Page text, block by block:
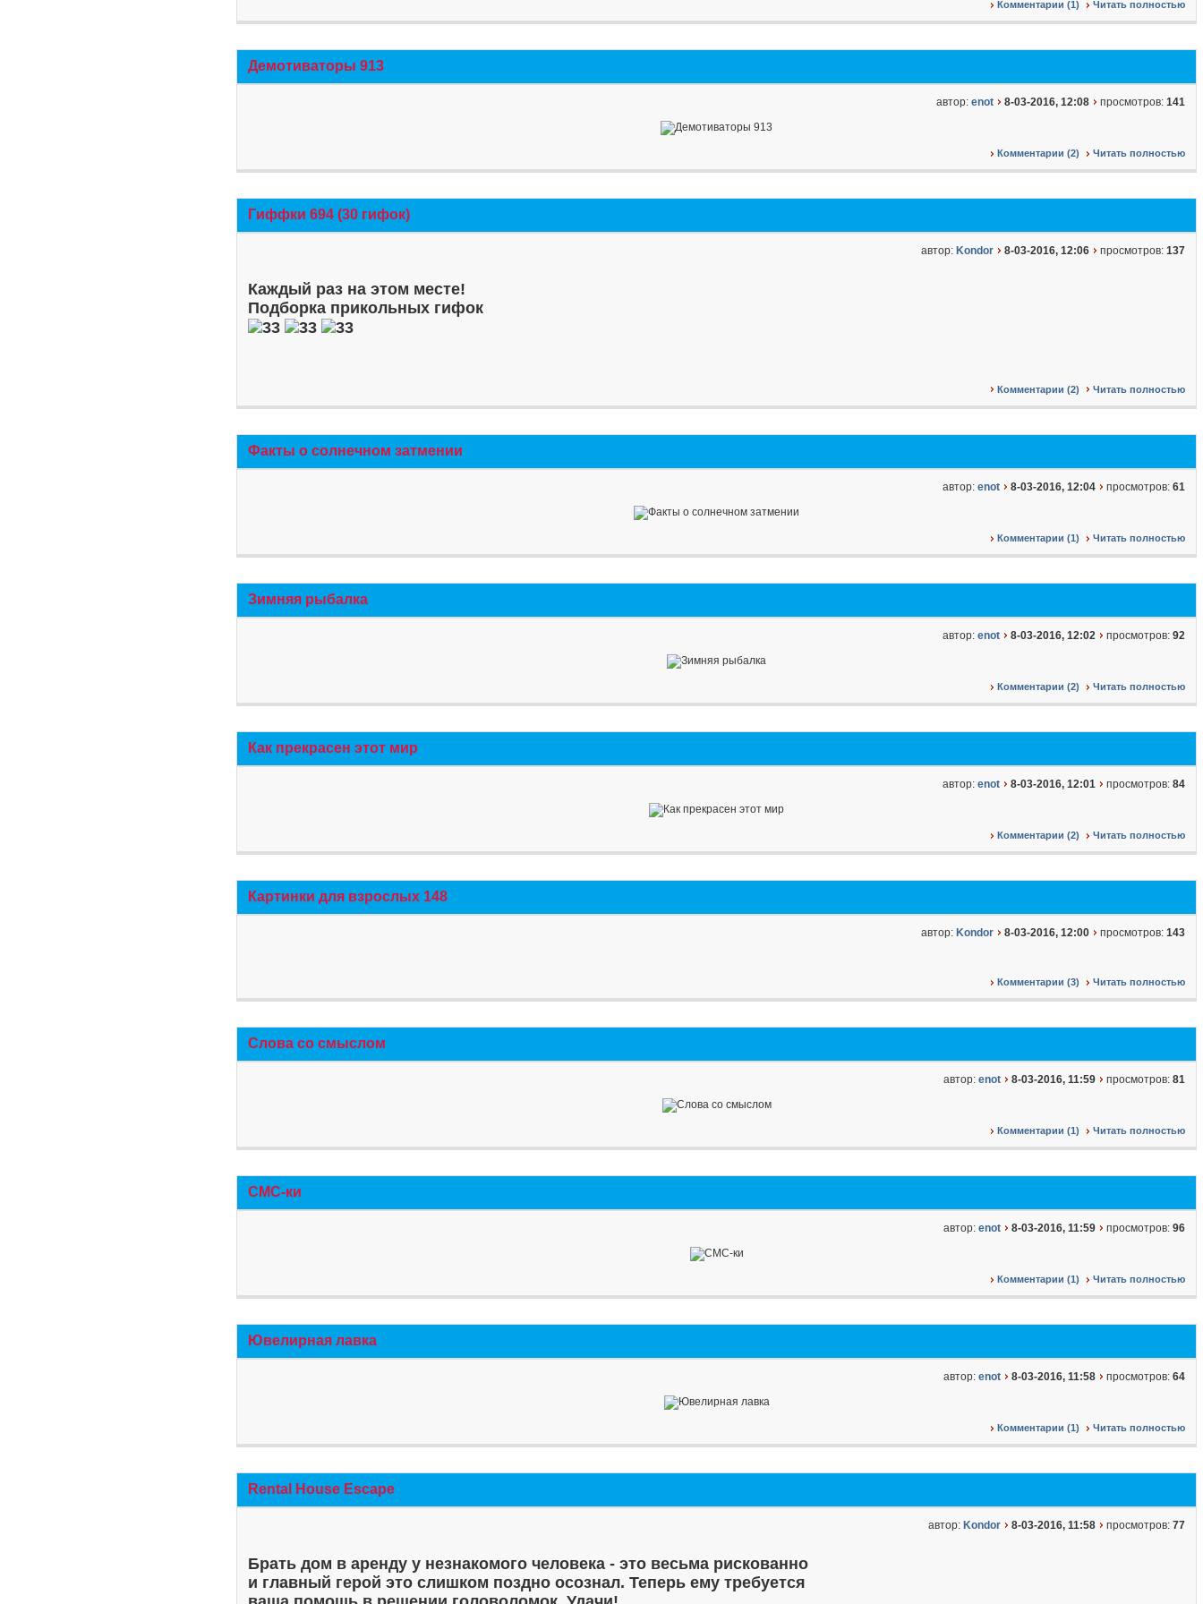
Комментарии (1) Читать полностью
Демотиваторы 913
автор: enot 8-03-2016, 12:08 просмотров: 141
Комментарии (2) Читать полностью
Гиффки 694 (30 гифок)
автор: Kondor 8-03-2016, 12:06 просмотров: 137
Каждый раз на этом месте!
Подборка прикольных гифок
Комментарии (2) Читать полностью
Факты о солнечном затмении
автор: enot 8-03-2016, 12:04 просмотров: 61
Комментарии (1) Читать полностью
Зимняя рыбалка
автор: enot 8-03-2016, 12:02 просмотров: 92
Комментарии (2) Читать полностью
Как прекрасен этот мир
автор: enot 8-03-2016, 12:01 просмотров: 84
Комментарии (2) Читать полностью
Картинки для взрослых 148
автор: Kondor 8-03-2016, 12:00 просмотров: 143
Комментарии (3) Читать полностью
Слова со смыслом
автор: enot 8-03-2016, 11:59 просмотров: 81
Комментарии (1) Читать полностью
СМС-ки
автор: enot 8-03-2016, 11:59 просмотров: 96
Комментарии (1) Читать полностью
Ювелирная лавка
автор: enot 8-03-2016, 11:58 просмотров: 64
Комментарии (1) Читать полностью
Rental House Escape
автор: Kondor 8-03-2016, 11:58 просмотров: 77
Брать дом в аренду у незнакомого человека - это весьма рискованно
и главный герой это слишком поздно осознал. Теперь ему требуется